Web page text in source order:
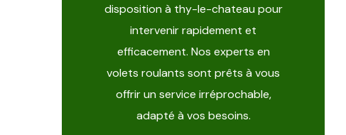
disposition à thy-le-chateau pour
intervenir rapidement et
efficacement. Nos experts en
volets roulants sont prêts à vous
offrir un service irréprochable,
adapté à vos besoins.